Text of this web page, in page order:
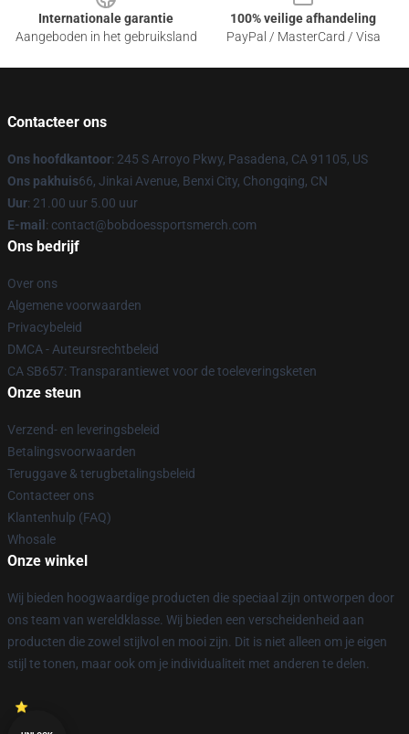
Internationale garantie
Aangeboden in het gebruiksland
100% veilige afhandeling
PayPal / MasterCard / Visa
Contacteer ons
Ons hoofdkantoor: 245 S Arroyo Pkwy, Pasadena, CA 91105, US
Ons pakhuis66, Jinkai Avenue, Benxi City, Chongqing, CN
Uur: 21.00 uur 5.00 uur
E-mail : contact@bobdoessportsmerch.com
Ons bedrijf
Over ons
Algemene voorwaarden
Privacybeleid
DMCA - Auteursrechtbeleid
CA SB657: Transparantiewet voor de toeleveringsketen
Onze steun
Verzend- en leveringsbeleid
Betalingsvoorwaarden
Teruggave & terugbetalingsbeleid
Contacteer ons
Klantenhulp (FAQ)
Whosale
Onze winkel
Wij bieden hoogwaardige producten die speciaal zijn ontworpen door
ons team van wereldklasse. Wij bieden een verscheidenheid aan
producten die zowel stijlvol en mooi zijn. Dit is niet alleen om je eigen
stijl te tonen, maar ook om je individualiteit met anderen te delen.